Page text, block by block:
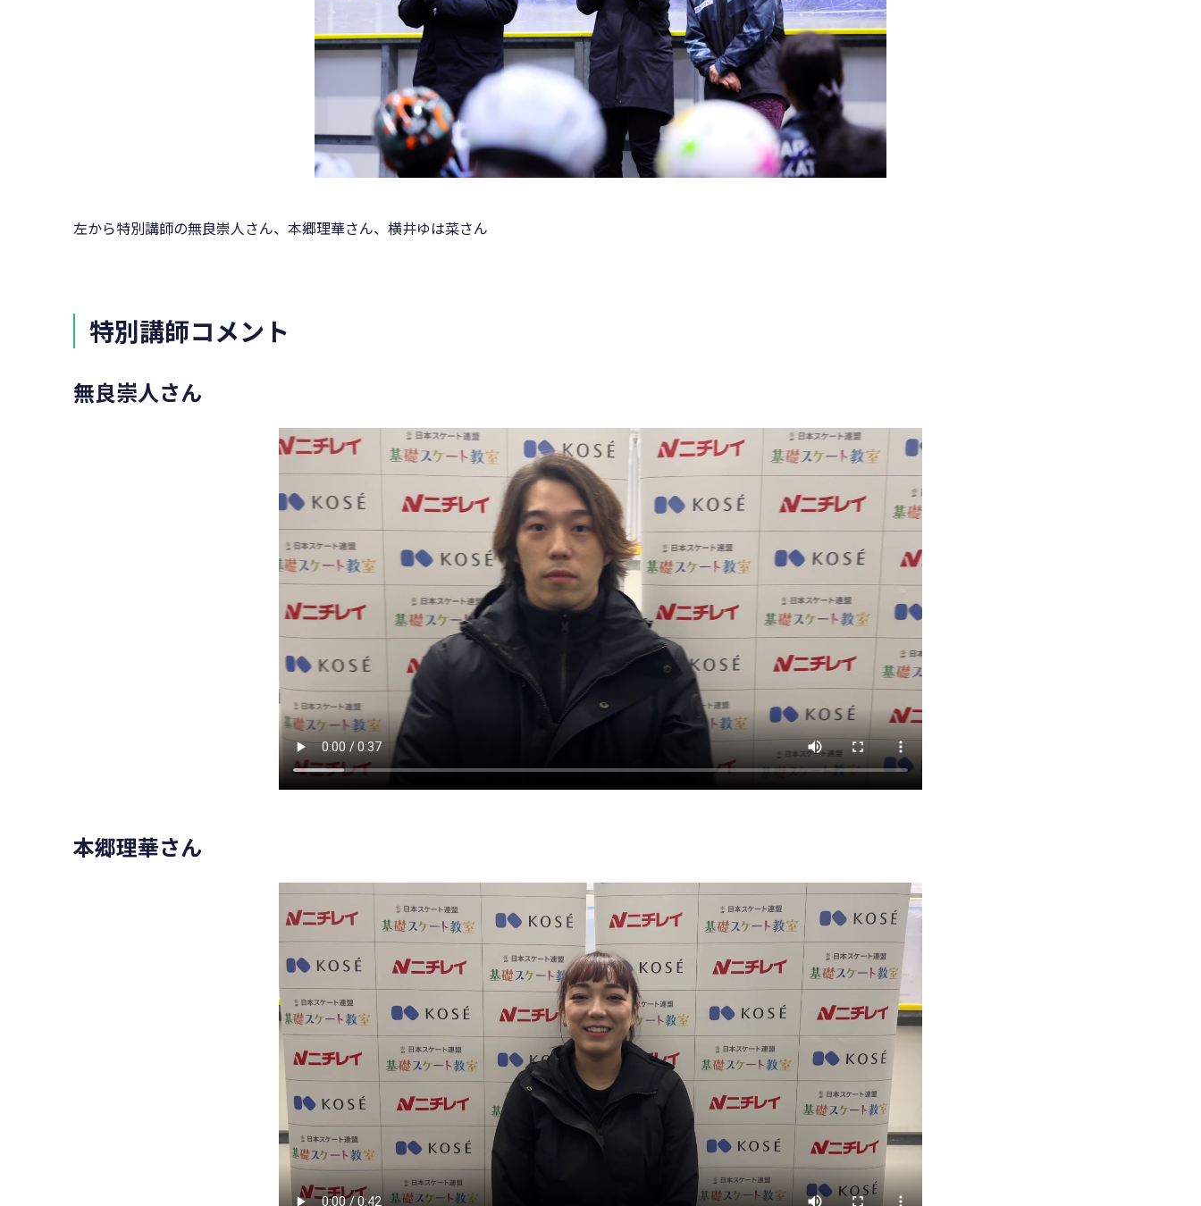
左から特別講師の無良崇人さん、本郷理華さん、横井ゆは菜さん
特別講師コメント
無良崇人さん
本郷理華さん